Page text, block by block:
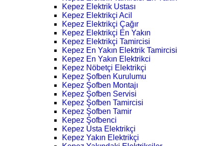
Kepez Elektrik Ustası
Kepez Elektrikçi Acil
Kepez Elektrikçi Çağır
Kepez Elektrikçi En Yakın
Kepez Elektrikçi Tamircisi
Kepez En Yakın Elektrik Tamircisi
Kepez En Yakın Elektrikci
Kepez Nöbetçi Elektrikçi
Kepez Şofben Kurulumu
Kepez Şofben Montajı
Kepez Şofben Servisi
Kepez Şofben Tamircisi
Kepez Şofben Tamir
Kepez Şofbenci
Kepez Usta Elektrikçi
Kepez Yakın Elektrikçi